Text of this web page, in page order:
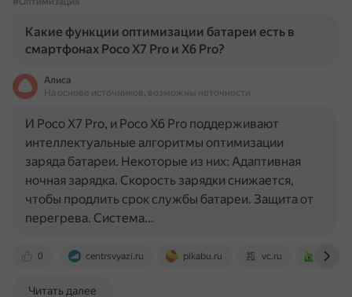
Какие функции оптимизации батареи есть в
смартфонах Poco X7 Pro и X6 Pro?
Алиса
На основе источников, возможны неточности
0 centrsvyazi.ru pikabu.ru vc.ru
И Poco X7 Pro, и Poco X6 Pro поддерживают
интеллектуальные алгоритмы оптимизации
заряда батареи. Некоторые из них: Адаптивная
ночная зарядка. Скорость зарядки снижается,
чтобы продлить срок службы батареи. Защита от
перегрева. Система…
Читать далее